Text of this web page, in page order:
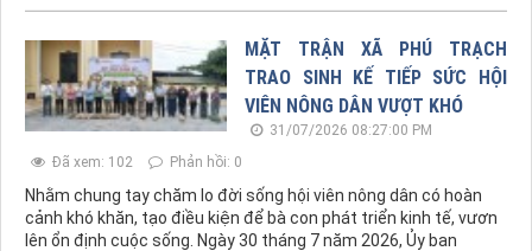
MẶT TRẬN XÃ PHÚ TRẠCH
TRAO SINH KẾ TIẾP SỨC HỘI
VIÊN NÔNG DÂN VƯỢT KHÓ
31/07/2026 08:27:00 PM
Đã xem: 102
Phản hồi: 0
Nhằm chung tay chăm lo đời sống hội viên nông dân có hoàn
cảnh khó khăn, tạo điều kiện để bà con phát triển kinh tế, vươn
lên ổn định cuộc sống. Ngày 30 tháng 7 năm 2026, Ủy ban